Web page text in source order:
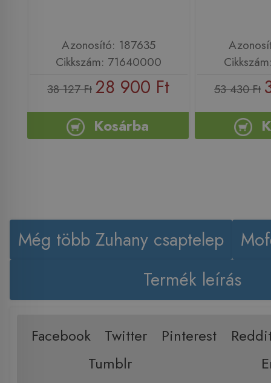
Azonosító: 187635
Cikkszám: 71640000
38 127 Ft 28 900 Ft
Kosárba
53 430 Ft
Még több Zuhany csaptelep
Termék leírás
Facebook Twitter Pinterest
Tumblr